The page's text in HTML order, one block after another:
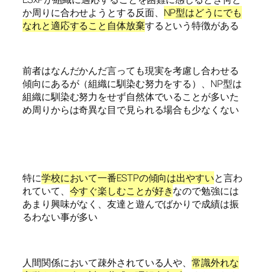
か周りに合わせようとする反面、 NP型はどうにでも
なれと適応すること自体放棄するという特徴がある
前者はなんだかんだ言っても現実を考慮し合わせる
傾向にあるが（組織に馴染む努力をする）、NP型は
組織に馴染む努力をせず自然体でいることが多いた
め周りからは奇異な目で見られる場合も少なくない
特に学校において一番ESTPの傾向は出やすいと言わ
れていて、 今すぐ楽しむことが好きなので勉強には
あまり興味がなく、友達と遊んでばかりで成績は振
るわない事が多い
人間関係において疎外されている人や、常識外れな